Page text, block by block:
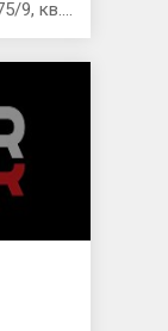
Москва Ленинский проспект, д. 75/9, кв.54